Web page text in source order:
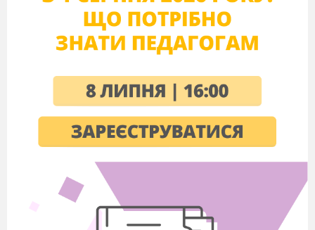
_____________________________
_________________________